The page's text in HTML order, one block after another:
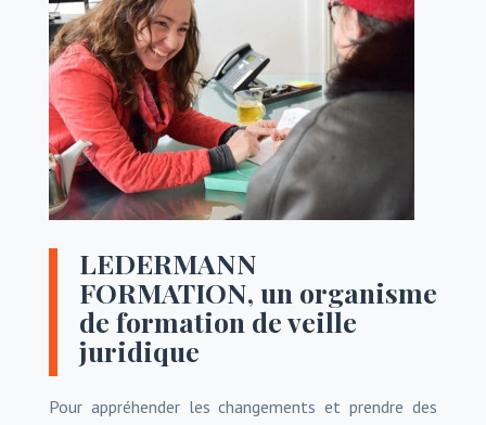
LEDERMANN
FORMATION, un organisme
de formation de veille
juridique
Pour appréhender les changements et prendre des